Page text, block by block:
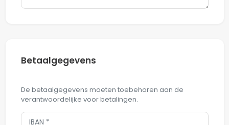
Betaalgegevens
De betaalgegevens moeten toebehoren aan de
verantwoordelijke voor betalingen.